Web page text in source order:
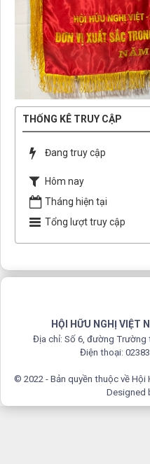
THỐNG KÊ TRUY CẬP
Đang truy cập
Hôm nay
Tháng hiện tại
Tổng lượt truy cập
HỘI HỮU NGHỊ VIỆT
Địa chỉ: Số 6, đường Trường
Điện thoại:
© 2022 - Bản quyền thuộc về Hội
Designed